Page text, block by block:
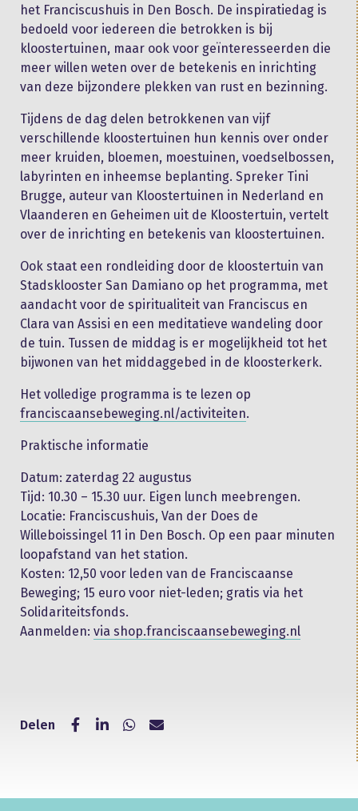
het Franciscushuis in Den Bosch. De inspiratiedag is
bedoeld voor iedereen die betrokken is bij
kloostertuinen, maar ook voor geïnteresseerden die
meer willen weten over de betekenis en inrichting
van deze bijzondere plekken van rust en bezinning.
Tijdens de dag delen betrokkenen van vijf
verschillende kloostertuinen hun kennis over onder
meer kruiden, bloemen, moestuinen, voedselbossen,
labyrinten en inheemse beplanting. Spreker Tini
Brugge, auteur van Kloostertuinen in Nederland en
Vlaanderen en Geheimen uit de Kloostertuin, vertelt
over de inrichting en betekenis van kloostertuinen.
Ook staat een rondleiding door de kloostertuin van
Stadsklooster San Damiano op het programma, met
aandacht voor de spiritualiteit van Franciscus en
Clara van Assisi en een meditatieve wandeling door
de tuin. Tussen de middag is er mogelijkheid tot het
bijwonen van het middaggebed in de kloosterkerk.
Het volledige programma is te lezen op
franciscaansebeweging.nl/activiteiten.
Praktische informatie
Datum: zaterdag 22 augustus
Tijd: 10.30 – 15.30 uur. Eigen lunch meebrengen.
Locatie: Franciscushuis, Van der Does de
Willeboissingel 11 in Den Bosch. Op een paar minuten
loopafstand van het station.
Kosten: 12,50 voor leden van de Franciscaanse
Beweging; 15 euro voor niet-leden; gratis via het
Solidariteitsfonds.
Aanmelden: via shop.franciscaansebeweging.nl
Delen